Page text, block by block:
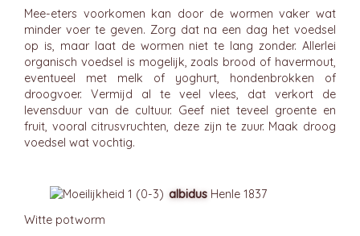
Mee-eters voorkomen kan door de wormen vaker wat
minder voer te geven. Zorg dat na een dag het voedsel
op is, maar laat de wormen niet te lang zonder. Allerlei
organisch voedsel is mogelijk, zoals brood of havermout,
eventueel met melk of yoghurt, hondenbrokken of
droogvoer. Vermijd al te veel vlees, dat verkort de
levensduur van de cultuur. Geef niet teveel groente en
fruit, vooral citrusvruchten, deze zijn te zuur. Maak droog
voedsel wat vochtig.
albidus Henle 1837
Witte potworm